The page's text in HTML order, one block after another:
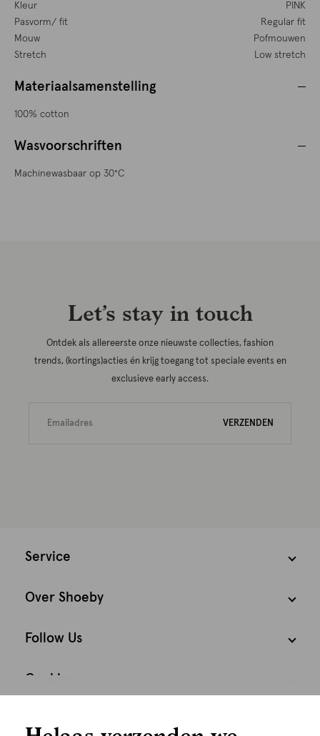
Kleur
PINK
Pasvorm/ fit
Regular fit
Mouw
Pofmouwen
Stretch
Low stretch
Materiaalsamenstelling
100% cotton
Wasvoorschriften
Machinewasbaar op 30°C
Let’s stay in touch
Ontdek als allereerste onze nieuwste collecties, fashion
trends, (kortings)acties én krijg toegang tot speciale events en
exclusieve early access.
VERZENDEN
Service
Over Shoeby
Follow Us
Cookies